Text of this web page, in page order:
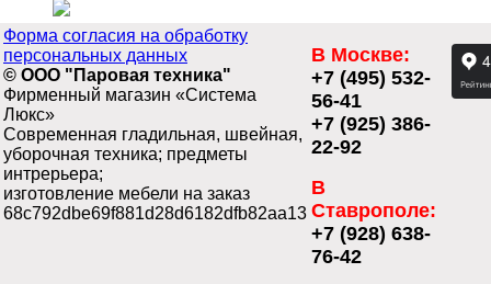
Форма согласия на обработку
персональных данных
© ООО "Паровая техника"
Фирменный магазин «Система
Люкс»
Современная гладильная, швейная,
уборочная техника; предметы
интрерьера;
изготовление мебели на заказ
68c792dbe69f881d28d6182dfb82aa13
В Москве:
+7 (495) 532-
56-41
+7 (925) 386-
22-92
В
Ставрополе:
+7 (928) 638-
76-42